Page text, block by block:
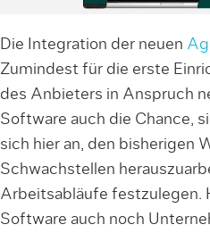
Die Integration der neuen
Zumindest für die erste
des Anbieters in Anspruch
Software auch die Chance,
sich hier an, den bisherigen
Schwachstellen
Arbeitsabläufe festzulegen.
Software auch noch